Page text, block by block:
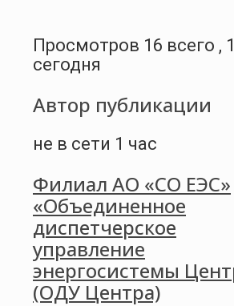
Просмотров 16 всего , 1
сегодня
Автор публикации
не в сети 1 час
Филиал АО «СО ЕЭС»
«Объединенное
диспетчерское
управление
энергосистемы
(ОДУ Центра)